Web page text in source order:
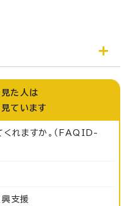
見た人は
ています
くれますか。（FAQID-
支援